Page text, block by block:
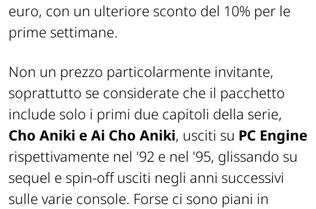
euro, con un ulteriore sconto del 10% per le
prime settimane.
Non un prezzo particolarmente invitante,
soprattutto se considerate che il pacchetto
include solo i primi due capitoli della serie,
Cho Aniki e Ai Cho Aniki, usciti su PC Engine
rispettivamente nel '92 e nel '95, glissando su
sequel e spin-off usciti negli anni successivi
sulle varie console. Forse ci sono piani in